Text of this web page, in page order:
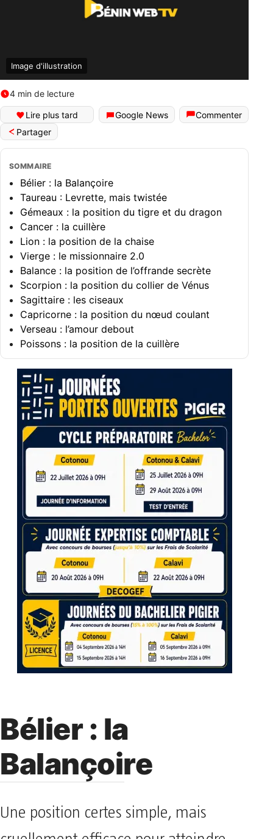
Image d'illustration
4 min de lecture
Lire plus tard Google News
Commenter
Partager
SOMMAIRE
Bélier : la Balançoire
Taureau : Levrette, mais twistée
Gémeaux : la position du tigre et du dragon
Cancer : la cuillère
Lion : la position de la chaise
Vierge : le missionnaire 2.0
Balance : la position de l’offrande secrète
Scorpion : la position du collier de Vénus
Sagittaire : les ciseaux
Capricorne : la position du nœud coulant
Verseau : l’amour debout
Poissons : la position de la cuillère
Bélier : la
Balançoire
Une position certes simple, mais